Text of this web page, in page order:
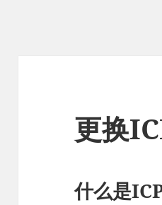
更换
什么是